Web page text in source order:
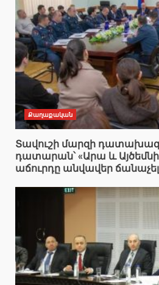
Քաղաքական
Տավուշի մարզի
դատարան՝ «Արա և
աճուրդը անվավեր